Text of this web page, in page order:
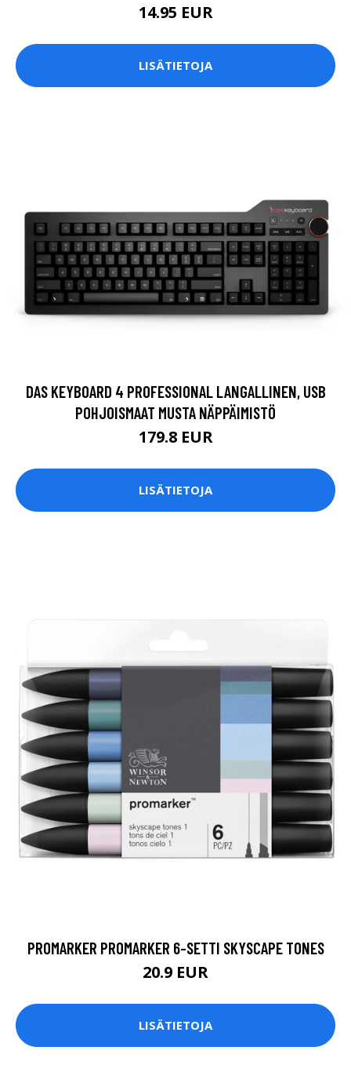
14.95 EUR
LISÄTIETOJA
DAS KEYBOARD 4 PROFESSIONAL LANGALLINEN, USB
POHJOISMAAT MUSTA NÄPPÄIMISTÖ
179.8 EUR
LISÄTIETOJA
PROMARKER PROMARKER 6-SETTI SKYSCAPE TONES
20.9 EUR
LISÄTIETOJA